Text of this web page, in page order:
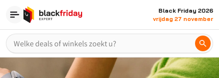
Black Friday 2026
vrijdag 27 november